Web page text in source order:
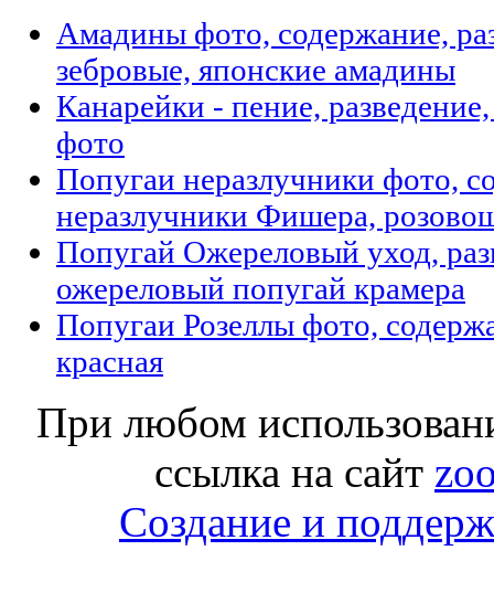
Амадины фото, содержание,
зебровые, японские амадины
Канарейки - пение,
фото
Попугаи неразлучники фото,
неразлучники Фишера,
Попугай Ожереловый уход,
ожереловый попугай крамера
Попугаи Розеллы фото,
красная
При любом
ссылка на сайт
Создание и